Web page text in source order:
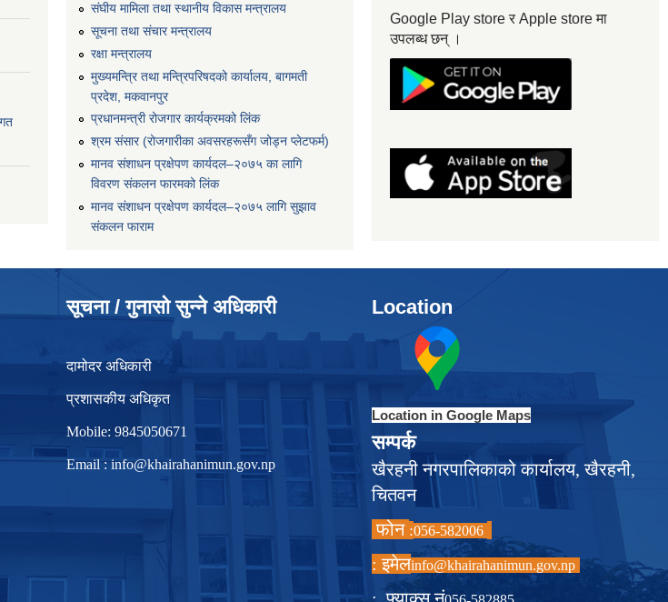
संघीय मामिला तथा स्थानीय विकास मन्त्रालय
सूचना तथा संचार मन्त्रालय
रक्षा मन्त्रालय
मुख्यमन्त्रि तथा मन्त्रिपरिषदको कार्यालय, बागमती
प्रदेश, मकवानपुर
प्रधानमन्त्री रोजगार कार्यक्रमको लिंक
श्रम संसार (रोजगारीका अवसरहरूसँग जोड्न प्लेटफर्म)
मानव संशाधन प्रक्षेपण कार्यदल–२०७५ का लागि
विवरण संकलन फारमको लिंक
मानव संशाधन प्रक्षेपण कार्यदल–२०७५ लागि सुझाव
संकलन फाराम
Google Play store र Apple store मा
उपलब्ध छन् ।
सूचना / गुनासो सुन्ने अधिकारी
दामोदर अधिकारी
प्रशासकीय अधिकृत
Mobile: 9845050671
Email : info@khairahanimun.gov.np
Location
Location in Google Maps
सम्पर्क
खैरहनी नगरपालिकाको कार्यालय, खैरहनी,
चितवन
फोन :
इमेल :info@khairahanimun.gov.np